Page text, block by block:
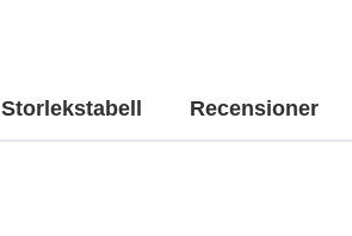
Storlekstabell Recensioner